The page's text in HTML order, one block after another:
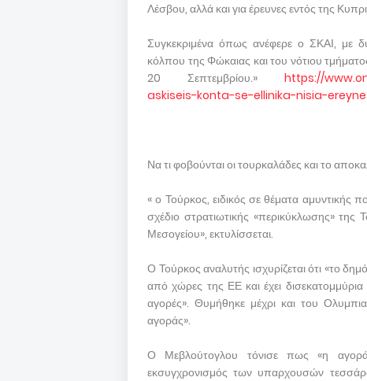
Λέσβου, αλλά και για έρευνες εντός της
Συγκεκριμένα όπως ανέφερε ο ΣΚΑΙ, με
κόλπου της Φώκαιας και του νότιου
20 Σεπτεμβρίου.» https://
askiseis-konta-se-ellinika-nisia-
Να τι φοβούνται οι τουρκαλάδες και το
« ο Τούρκος, ειδικός σε θέματα αμυντικής
σχέδιο στρατιωτικής «περικύκλωσης» της
Μεσογείου», εκτυλίσσεται.
Ο Τούρκος αναλυτής ισχυρίζεται ότι «το
από χώρες της ΕΕ και έχει
αγορές». Θυμήθηκε μέχρι και του
αγοράς».
Ο Μεβλούτογλου τόνισε πως «η
εκσυγχρονισμός των υπαρχουσών